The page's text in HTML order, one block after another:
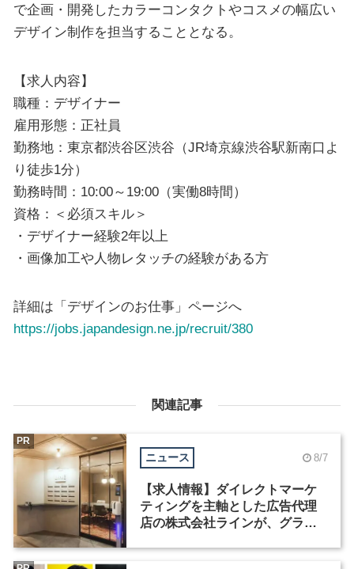
で企画・開発したカラーコンタクトやコスメの幅広い
デザイン制作を担当することとなる。
【求人内容】
職種：デザイナー
雇用形態：正社員
勤務地：東京都渋谷区渋谷（JR埼京線渋谷駅新南口よ
り徒歩1分）
勤務時間：10:00～19:00（実働8時間）
資格：＜必須スキル＞
・デザイナー経験2年以上
・画像加工や人物レタッチの経験がある方
詳細は「デザインのお仕事」ページへ
https://jobs.japandesign.ne.jp/recruit/380
関連記事
ニュース 8/7
【求人情報】ダイレクトマーケ
ティングを主軸とした広告代理
店の株式会社ラインが、グラフ
PR